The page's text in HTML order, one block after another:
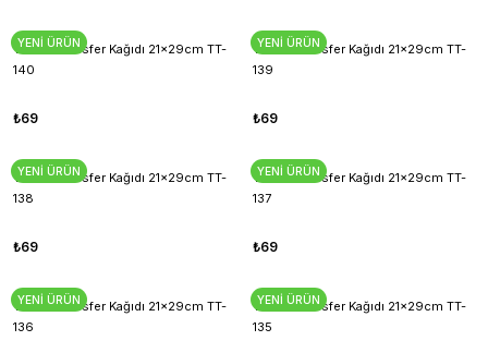
YENİ ÜRÜN
T-Shirt Transfer Kağıdı 21x29cm TT-
140
₺69
YENİ ÜRÜN
T-Shirt Transfer Kağıdı 21x29cm TT-
139
₺69
YENİ ÜRÜN
T-Shirt Transfer Kağıdı 21x29cm TT-
138
₺69
YENİ ÜRÜN
T-Shirt Transfer Kağıdı 21x29cm TT-
137
₺69
YENİ ÜRÜN
T-Shirt Transfer Kağıdı 21x29cm TT-
136
YENİ ÜRÜN
T-Shirt Transfer Kağıdı 21x29cm TT-
135